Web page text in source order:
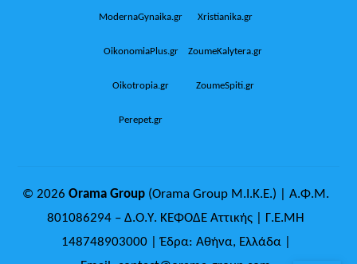
ModernaGynaika.gr Xristianika.gr
OikonomiaPlus.gr ZoumeKalytera.gr
Oikotropia.gr ZoumeSpiti.gr
Perepet.gr
© 2026Orama Group (Orama Group Μ.Ι.Κ.Ε.) | Α.Φ.Μ.
801086294 – Δ.Ο.Υ. ΚΕΦΟΔΕ Αττικής | Γ.Ε.ΜΗ
148748903000 | Έδρα: Αθήνα, Ελλάδα |